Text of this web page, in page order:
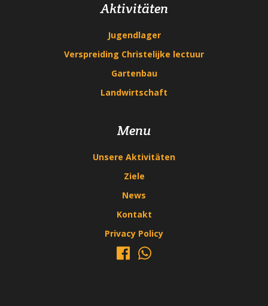
Aktivitäten
Jugendlager
Verspreiding Christelijke lectuur
Gartenbau
Landwirtschaft
Menu
Unsere Aktivitäten
Ziele
News
Kontakt
Privacy Policy